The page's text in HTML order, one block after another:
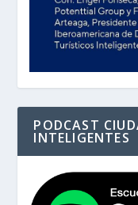
PODCAST
INTELIGENTES